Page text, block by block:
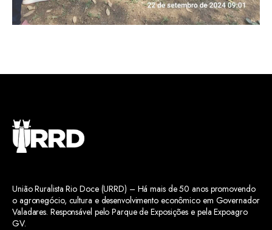
União Ruralista Rio Doce (URRD) – Há mais de 50 anos promovendo
o agronegócio, cultura e desenvolvimento econômico em Governador
Valadares. Responsável pelo Parque de Exposições e pela Expoagro
GV.